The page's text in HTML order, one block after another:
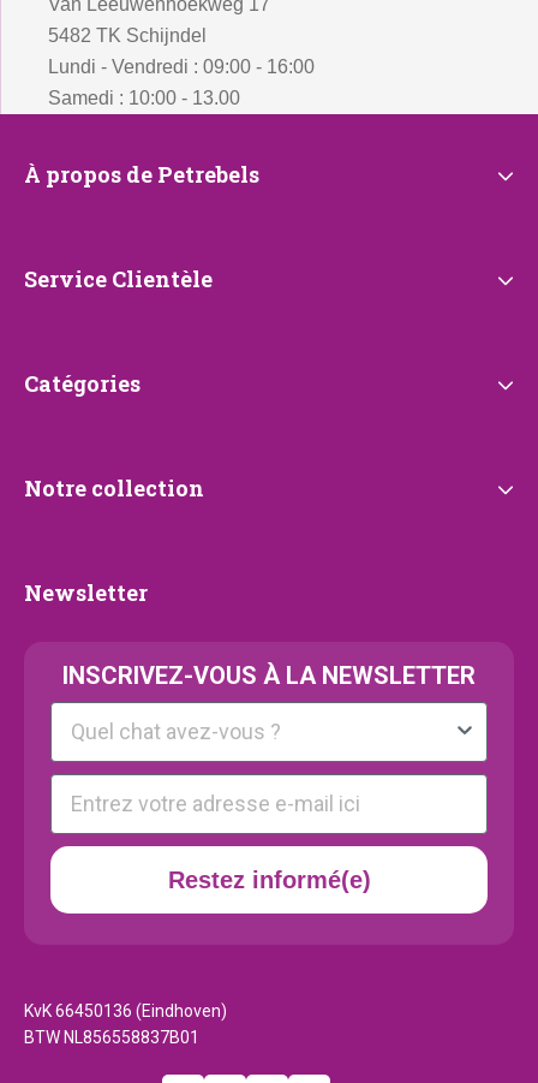
5482 TK Schijndel
Lundi - Vendredi : 09:00 - 16:00
Samedi : 10:00 - 13.00
À
Petrebels
À propos de Petrebels
Service
Service Clientèle
Catégories
Catégories
Notre
Notre collection
Newsletter
Newsletter
INSCRIVEZ-VOUS À LA NEWSLETTER
Kattenras
E-mail
Restez informé(e)
KvK 66450136 (Eindhoven)
BTW NL856558837B01